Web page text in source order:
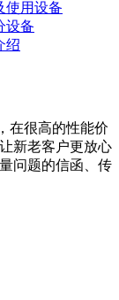
使用设备
设备
绍
在很高的性能价
新老客户更放心
问题的信函、传